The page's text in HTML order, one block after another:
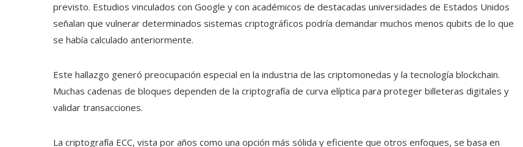
previsto. Estudios vinculados con Google y con académicos de destacadas universidades de Estados Unidos
señalan que vulnerar determinados sistemas criptográficos podría demandar muchos menos qubits de lo que
se había calculado anteriormente.
Este hallazgo generó preocupación especial en la industria de las criptomonedas y la tecnología blockchain.
Muchas cadenas de bloques dependen de la criptografía de curva elíptica para proteger billeteras digitales y
validar transacciones.
La criptografía ECC, vista por años como una opción más sólida y eficiente que otros enfoques, se basa en